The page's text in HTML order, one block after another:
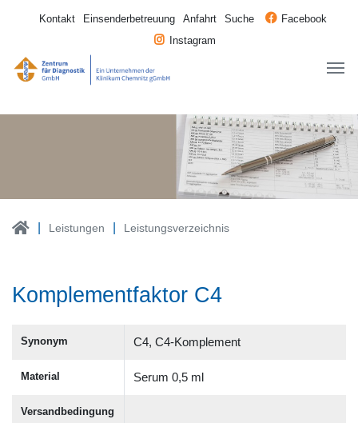
Kontakt Einsenderbetreuung Anfahrt Suche
Facebook
Instagram
Leistungen Leistungsverzeichnis
Komplementfaktor C4
Synonym C4, C4-Komplement
Material Serum 0,5 ml
Versandbedingung